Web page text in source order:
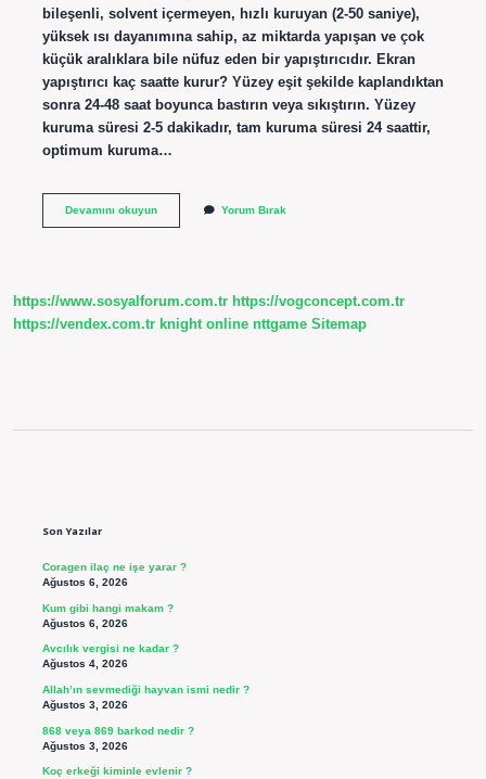
bileşenli, solvent içermeyen, hızlı kuruyan (2-50 saniye),
yüksek ısı dayanımına sahip, az miktarda yapışan ve çok
küçük aralıklara bile nüfuz eden bir yapıştırıcıdır. Ekran
yapıştırıcı kaç saatte kurur? Yüzey eşit şekilde kaplandıktan
sonra 24-48 saat boyunca bastırın veya sıkıştırın. Yüzey
kuruma süresi 2-5 dakikadır, tam kuruma süresi 24 saattir,
optimum kuruma…
Devamını okuyunYapıştırıcı
Yorum Bırak
https://www.sosyalforum.com.tr https://vogconcept.com.tr
https://vendex.com.tr knight online nttgame Sitemap
Son Yazılar
Coragen ilaç ne işe yarar ?
Ağustos 6, 2026
Kum gibi hangi makam ?
Ağustos 6, 2026
Avcılık vergisi ne kadar ?
Ağustos 4, 2026
Allah’ın sevmediği hayvan ismi nedir ?
Ağustos 3, 2026
868 veya 869 barkod nedir ?
Ağustos 3, 2026
Koç erkeği kiminle evlenir ?